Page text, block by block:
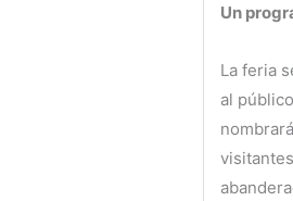
Un
La feria
al